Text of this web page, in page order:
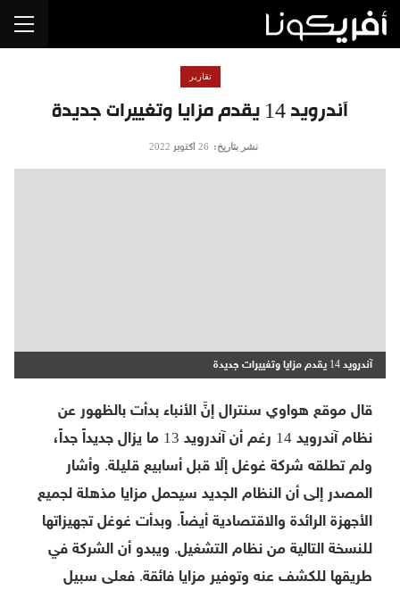
آندرويد 14 يقدم مزايا وتغييرات جديدة
تقارير
نشر بتاريخ: 26 أكتوبر 2022
آندرويد 14 يقدم مزايا وتغييرات جديدة
قال موقع هواوي سنترال إنَّ الأنباء بدأت بالظهور عن
نظام آندرويد 14 رغم أن آندرويد 13 ما يزال جديداً جداً،
ولم تطلقه شركة غوغل إلّا قبل أسابيع قليلة. وأشار
المصدر إلى أن النظام الجديد سيحمل مزايا مذهلة لجميع
الأجهزة الرائدة والاقتصادية أيضاً. وبدأت غوغل تجهيزاتها
للنسخة التالية من نظام التشغيل. ويبدو أن الشركة في
طريقها للكشف عنه وتوفير مزايا فائقة. فعلى سبيل